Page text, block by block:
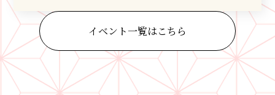
イベント一覧はこちら